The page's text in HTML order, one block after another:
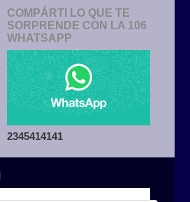
COMPÁRTI LO QUE TE
SORPRENDE CON LA 106
WHATSAPP
2345414141